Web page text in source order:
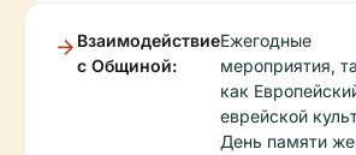
Взаимодействие
с Общиной:
Ежегодные
мероприятия,
как
еврейской
День памяти